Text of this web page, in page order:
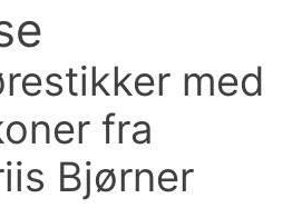
med
fra
Bjørner